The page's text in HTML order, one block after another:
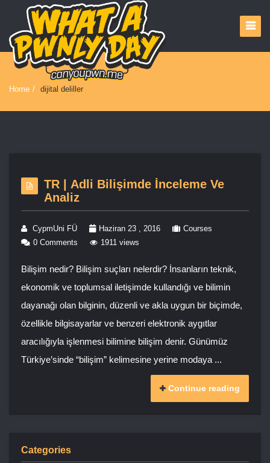
Home / dijital deliller
TR | Adli Bilişimde İnceleme Ve
Analiz
CypmUni FÜ Haziran 23 , 2016
Courses
0 Comments
1911 views
Bilişim nedir? Bilişim suçları nelerdir? İnsanların teknik,
ekonomik ve toplumsal iletişimde kullandığı ve bilimin
dayanağı olan bilginin, düzenli ve akla uygun bir biçimde,
özellikle bilgisayarlar ve benzeri elektronik aygıtlar
aracılığıyla işlenmesi bilimine bilişim denir. Günümüz
Türkiye’sinde “bilişim” kelimesine yerine modaya ...
Continue reading
Categories